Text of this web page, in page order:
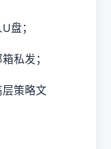
盘；
私发；
策略文